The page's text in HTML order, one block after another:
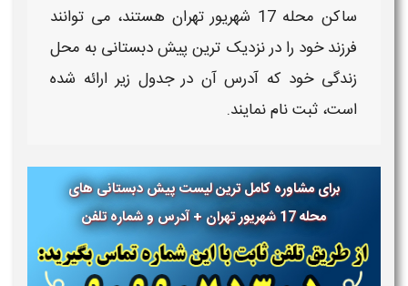
ساکنمحله 17 شهریور تهران
هستند، می توانند
فرزند خود را در نزدیک ترینپیش دبستانیبه محل
زندگی خود که آدرس آن در جدول زیر ارائه شده
است، ثبت نام نمایند.
برای مشاوره کامل ترین لیست پیش دبستانی های